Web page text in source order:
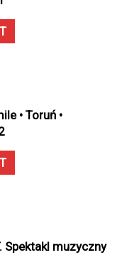
• Toruń •
Spektakl muzyczny